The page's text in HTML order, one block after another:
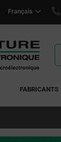
Français
la
FABRICANTS